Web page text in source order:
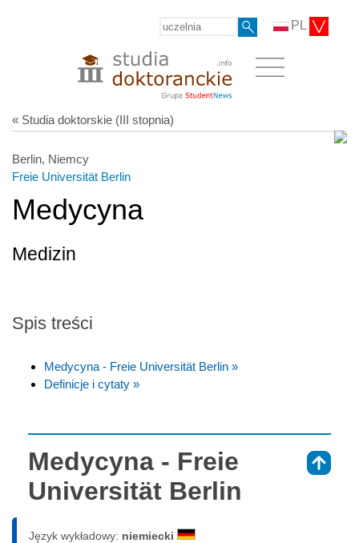
PL
« Studia doktorskie (III stopnia)
Berlin, Niemcy
Freie Universität Berlin
Medycyna
Medizin
Spis treści
Medycyna - Freie Universität Berlin »
Definicje i cytaty »
Medycyna - Freie
Universität Berlin
Język wykładowy: niemiecki